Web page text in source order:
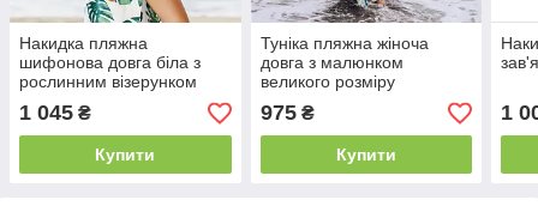
Накидка пляжна
шифонова довга біла з
рослинним візерунком
1 045 ₴
Купити
Туніка пляжна жіноча
довга з малюнком
великого розміру
975₴
Купити
1